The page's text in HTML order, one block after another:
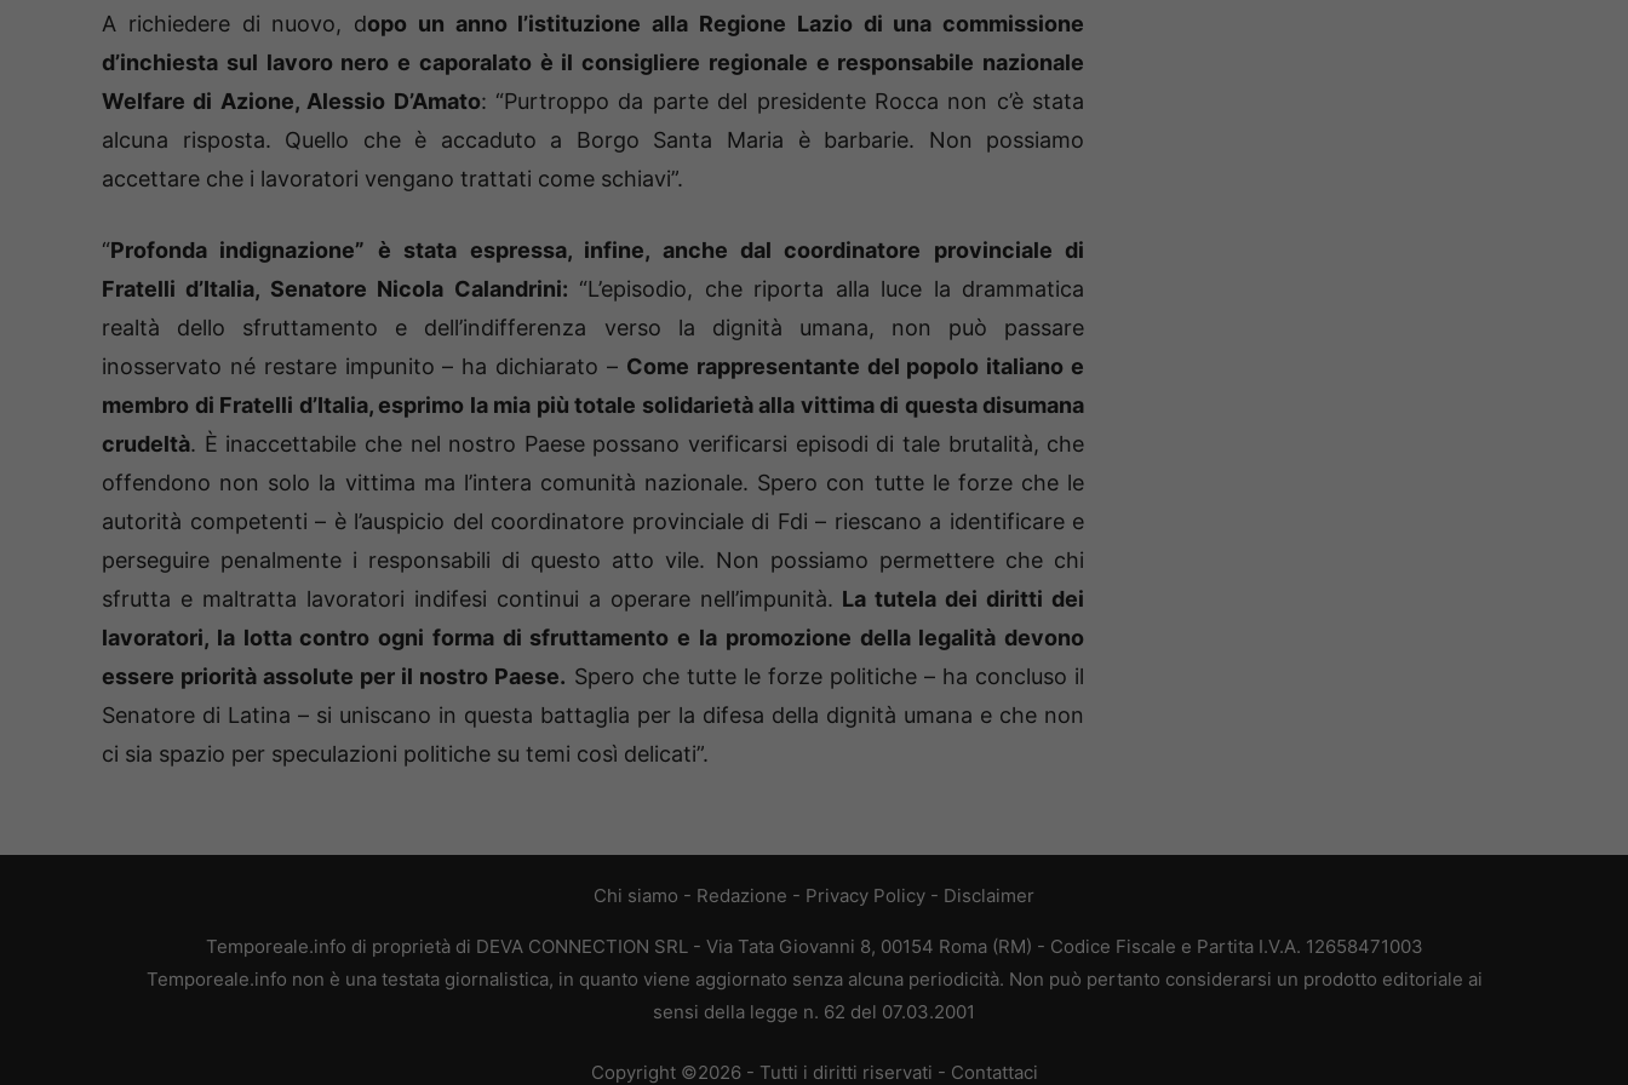
A richiedere di nuovo, dopo un anno l’istituzione alla Regione Lazio di una commissione
d’inchiesta sul lavoro nero e caporalato è il consigliere regionale e responsabile nazionale
Welfare di Azione, Alessio D’Amato: “Purtroppo da parte del presidente Rocca non c’è stata
alcuna risposta. Quello che è accaduto a Borgo Santa Maria è barbarie. Non possiamo
accettare che i lavoratori vengano trattati come schiavi”.
“Profonda indignazione” è stata espressa, infine, anche dal coordinatore provinciale di
Fratelli d’Italia, Senatore Nicola Calandrini: “L’episodio, che riporta alla luce la drammatica
realtà dello sfruttamento e dell’indifferenza verso la dignità umana, non può passare
inosservato né restare impunito – ha dichiarato – Come rappresentante del popolo italiano e
membro di Fratelli d’Italia, esprimo la mia più totale solidarietà alla vittima di questa disumana
crudeltà. È inaccettabile che nel nostro Paese possano verificarsi episodi di tale brutalità, che
offendono non solo la vittima ma l’intera comunità nazionale. Spero con tutte le forze che le
autorità competenti – è l’auspicio del coordinatore provinciale di Fdi – riescano a identificare e
perseguire penalmente i responsabili di questo atto vile. Non possiamo permettere che chi
sfrutta e maltratta lavoratori indifesi continui a operare nell’impunità. La tutela dei diritti dei
lavoratori, la lotta contro ogni forma di sfruttamento e la promozione della legalità devono
essere priorità assolute per il nostro Paese. Spero che tutte le forze politiche – ha concluso il
Senatore di Latina – si uniscano in questa battaglia per la difesa della dignità umana e che non
ci sia spazio per speculazioni politiche su temi così delicati”.
Chi siamo - Redazione - Privacy Policy - Disclaimer
Temporeale.info di proprietà di DEVA CONNECTION SRL - Via Tata Giovanni 8, 00154 Roma (RM) - Codice Fiscale e Partita I.V.A. 12658471003
Temporeale.info non è una testata giornalistica, in quanto viene aggiornato senza alcuna periodicità. Non può pertanto considerarsi un prodotto editoriale ai
sensi della legge n. 62 del 07.03.2001
Copyright ©2026 - Tutti i diritti riservati - Contattaci